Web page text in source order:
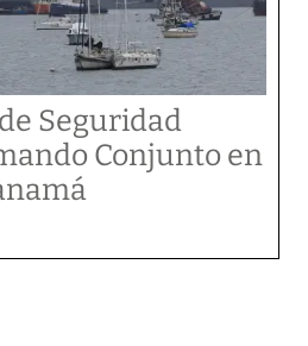
Seguridad
Conjunto en